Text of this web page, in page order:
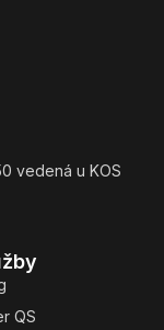
QS
vedená u KOS